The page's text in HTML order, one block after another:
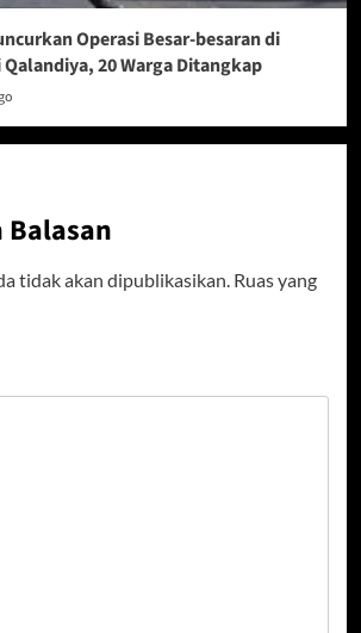
Operasi Besar-besaran di
20 Warga Ditangkap
tidak akan dipublikasikan. Ruas yang